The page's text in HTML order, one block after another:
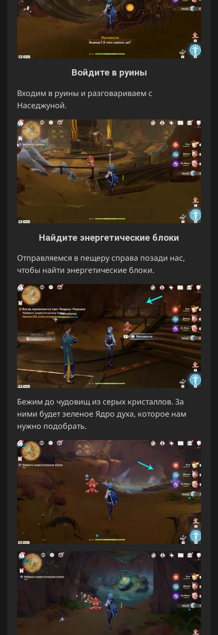
Войдите в руины
Входим в руины и разговариваем с
Наседжуной.
Найдите энергетические блоки
Отправляемся в пещеру справа позади нас,
чтобы найти энергетические блоки.
Бежим до чудовищ из серых кристаллов. За
ними будет зеленое Ядро духа, которое нам
нужно подобрать.